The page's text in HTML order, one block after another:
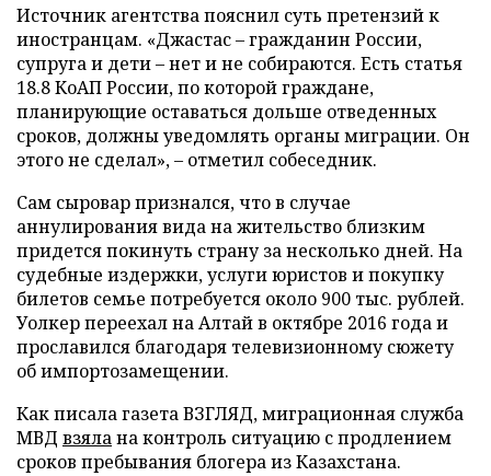
Источник агентства пояснил суть претензий к
иностранцам. «Джастас – гражданин России,
супруга и дети – нет и не собираются. Есть статья
18.8 КоАП России, по которой граждане,
планирующие оставаться дольше отведенных
сроков, должны уведомлять органы миграции. Он
этого не сделал», – отметил собеседник.
Сам сыровар признался, что в случае
аннулирования вида на жительство близким
придется покинуть страну за несколько дней. На
судебные издержки, услуги юристов и покупку
билетов семье потребуется около 900 тыс. рублей.
Уолкер переехал на Алтай в октябре 2016 года и
прославился благодаря телевизионному сюжету
об импортозамещении.
Как писала газета ВЗГЛЯД, миграционная служба
МВД взялана контроль ситуацию с продлением
сроков пребывания блогера из Казахстана.